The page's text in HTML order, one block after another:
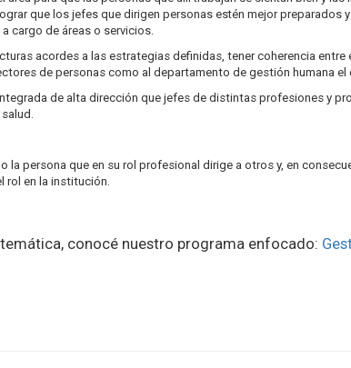
que los jefes que dirigen personas estén mejor
cargo de áreas o servicios.
acordes a las estrategias definidas, tener coherencia
de personas como al departamento de gestión humana el
de alta dirección que jefes de distintas profesiones y
la persona que en su rol profesional dirige a otros y, en
rol en la institución.
conocé nuestro programa enfocado: